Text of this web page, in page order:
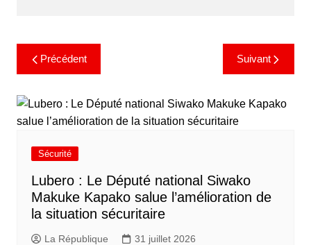
Précédent Suivant
Sécurité
Lubero : Le Député national Siwako
Makuke Kapako salue l’amélioration de
la situation sécuritaire
La République 31 juillet 2026